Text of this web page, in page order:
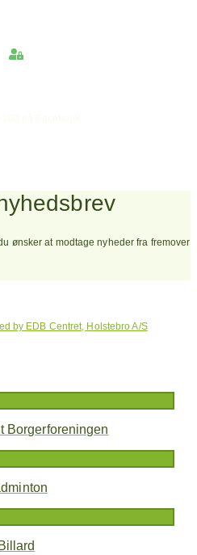
ønsker at modtage nyheder fra fremover
by EDB Centret, Holstebro A/S
Borgerforeningen
Billard